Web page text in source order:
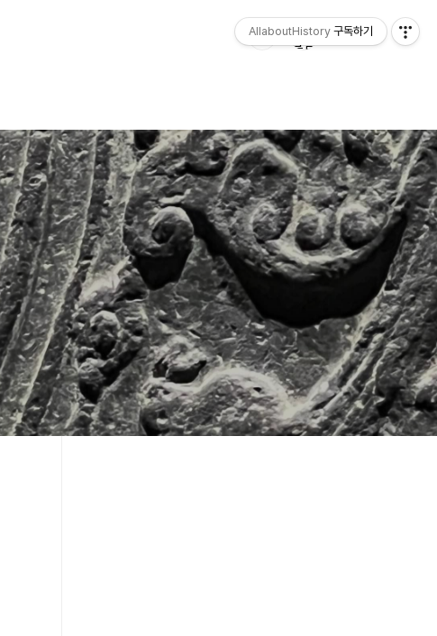
AllaboutHistory 구독하기